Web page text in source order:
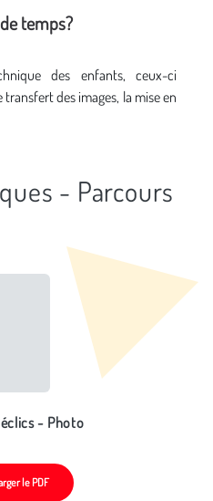
temps?
des enfants, ceux-ci
des images, la mise en
- Parcours
- Photo
le PDF